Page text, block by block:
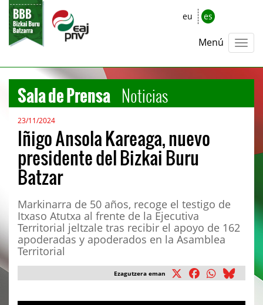
eu es
Menú
Sala de Prensa Noticias
23/11/2024
Iñigo Ansola Kareaga, nuevo
presidente del Bizkai Buru
Batzar
Markinarra de 50 años, recoge el testigo de
Itxaso Atutxa al frente de la Ejecutiva
Territorial jeltzale tras recibir el apoyo de 162
apoderadas y apoderados en la Asamblea
Territorial
Ezagutzera eman